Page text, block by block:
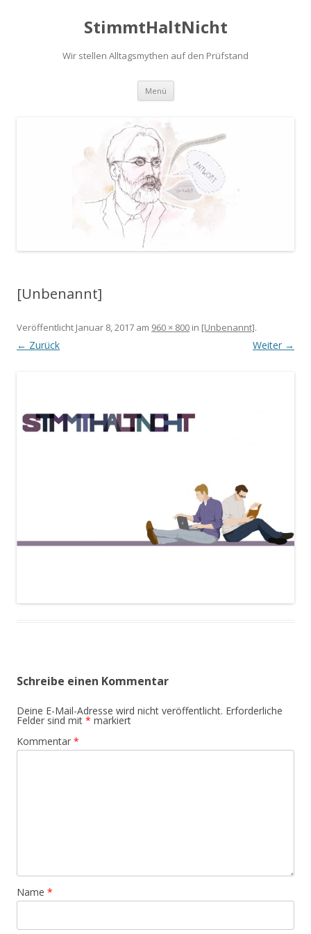
StimmtHaltNicht
Wir stellen Alltagsmythen auf den Prüfstand
Menü Zum
springen
[Unbenannt]
Veröffentlicht Januar 8, 2017 am 960 × 800 in [Unbenannt].
← Zurück Weiter →
Schreibe einen Kommentar
Deine E-Mail-Adresse wird nicht veröffentlicht. Erforderliche
Felder sind mit * markiert
Kommentar *
Name *